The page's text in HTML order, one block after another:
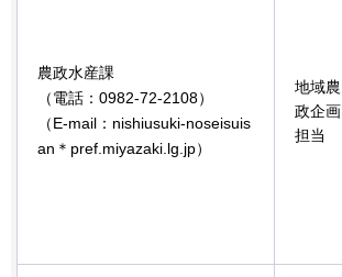
農政水産課
（電話：0982-72-2108）
（E-mail：nishiusuki-noseisuis
an＊pref.miyazaki.lg.jp）
地域農
政企画
担当